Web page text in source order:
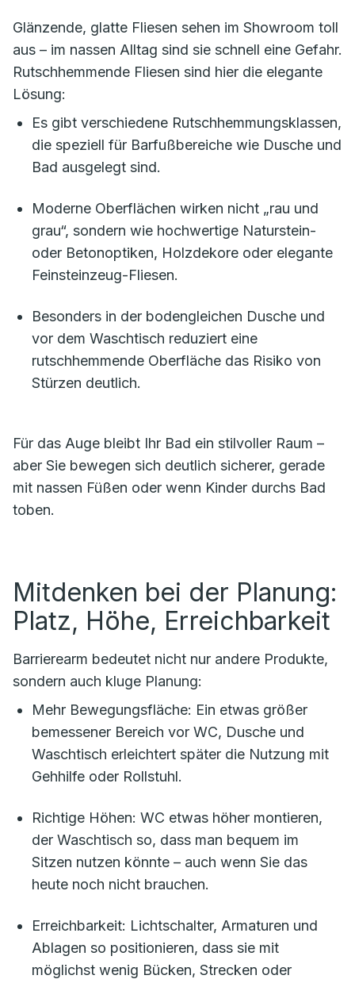
Glänzende, glatte Fliesen sehen im Showroom toll
aus – im nassen Alltag sind sie schnell eine Gefahr.
Rutschhemmende Fliesen sind hier die elegante
Lösung:
Es gibt verschiedene Rutschhemmungsklassen,
die speziell für Barfußbereiche wie Dusche und
Bad ausgelegt sind.
Moderne Oberflächen wirken nicht „rau und
grau“, sondern wie hochwertige Naturstein-
oder Betonoptiken, Holzdekore oder elegante
Feinsteinzeug-Fliesen.
Besonders in der bodengleichen Dusche und
vor dem Waschtisch reduziert eine
rutschhemmende Oberfläche das Risiko von
Stürzen deutlich.
Für das Auge bleibt Ihr Bad ein stilvoller Raum –
aber Sie bewegen sich deutlich sicherer, gerade
mit nassen Füßen oder wenn Kinder durchs Bad
toben.
Mitdenken bei der Planung:
Platz, Höhe, Erreichbarkeit
Barrierearm bedeutet nicht nur andere Produkte,
sondern auch kluge Planung:
Mehr Bewegungsfläche: Ein etwas größer
bemessener Bereich vor WC, Dusche und
Waschtisch erleichtert später die Nutzung mit
Gehhilfe oder Rollstuhl.
Richtige Höhen: WC etwas höher montieren,
der Waschtisch so, dass man bequem im
Sitzen nutzen könnte – auch wenn Sie das
heute noch nicht brauchen.
Erreichbarkeit: Lichtschalter, Armaturen und
Ablagen so positionieren, dass sie mit
möglichst wenig Bücken, Strecken oder